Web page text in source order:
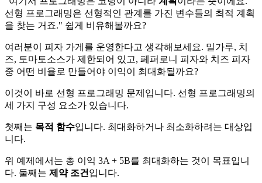
선형 프로그래밍은 선형적인 관계를 가진 변수들의 최적 계획
을 찾는 거죠." 쉽게 비유해볼까요?
여러분이 피자 가게를 운영한다고 생각해보세요. 밀가루, 치
즈, 토마토소스가 제한되어 있고, 페퍼로니 피자와 치즈 피자
중 어떤 비율로 만들어야 이익이 최대화될까요?
이것이 바로 선형 프로그래밍 문제입니다. 선형 프로그래밍의
세 가지 구성 요소가 있습니다.
첫째는 목적 함수입니다. 최대화하거나 최소화하려는 대상입
니다.
위 예제에서는 총 이익 3A + 5B를 최대화하는 것이 목표입니
다. 둘째는 제약 조건 입니다.